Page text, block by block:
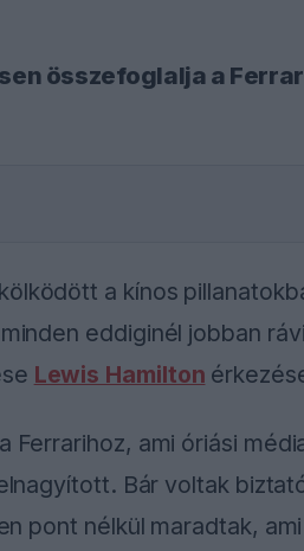
összefoglalja a
a kínos
eddiginél jobban
Lewis Hamilton
Ferrarihoz, ami óriási
Bár voltak
pont nélkül maradtak,